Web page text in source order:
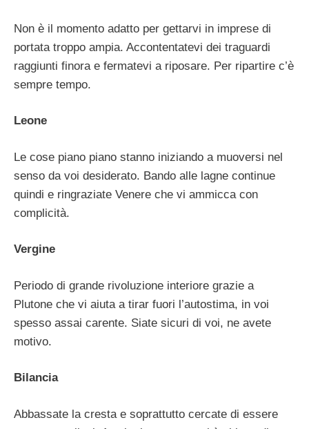
Non è il momento adatto per gettarvi in imprese di
portata troppo ampia. Accontentatevi dei traguardi
raggiunti finora e fermatevi a riposare. Per ripartire c’è
sempre tempo.
Leone
Le cose piano piano stanno iniziando a muoversi nel
senso da voi desiderato. Bando alle lagne continue
quindi e ringraziate Venere che vi ammicca con
complicità.
Vergine
Periodo di grande rivoluzione interiore grazie a
Plutone che vi aiuta a tirar fuori l’autostima, in voi
spesso assai carente. Siate sicuri di voi, ne avete
motivo.
Bilancia
Abbassate la cresta e soprattutto cercate di essere